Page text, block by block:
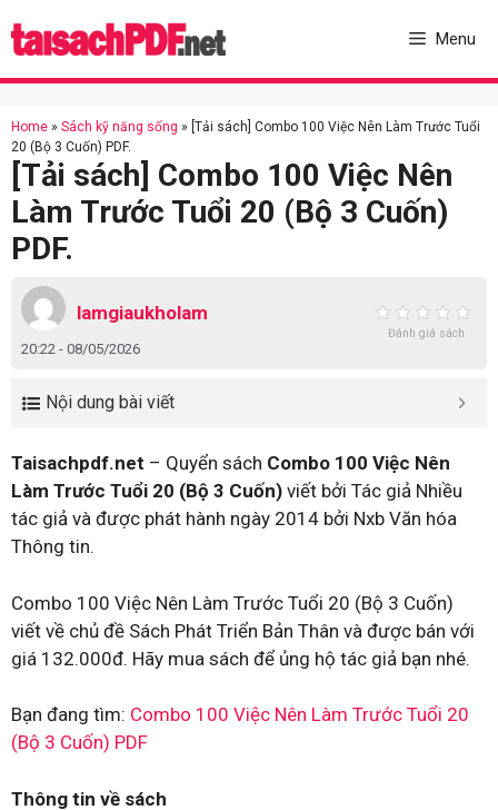
to
Menu
Home » Sách kỹ năng sống » [Tải sách] Combo 100 Việc Nên Làm Trước Tuổi
20 (Bộ 3 Cuốn) PDF.
[Tải sách] Combo 100 Việc Nên
Làm Trước Tuổi 20 (Bộ 3 Cuốn)
PDF.
lamgiaukholam
20:22 - 08/05/2026
Đánh giá sách
Nội dung bài viết
Taisachpdf.net – Quyển sách Combo 100 Việc Nên
Làm Trước Tuổi 20 (Bộ 3 Cuốn) viết bởi Tác giả Nhiều
tác giả và được phát hành ngày 2014 bởi Nxb Văn hóa
Thông tin.
Combo 100 Việc Nên Làm Trước Tuổi 20 (Bộ 3 Cuốn)
viết về chủ đề Sách Phát Triển Bản Thân và được bán với
giá 132.000đ. Hãy mua sách để ủng hộ tác giả bạn nhé.
Bạn đang tìm: Combo 100 Việc Nên Làm Trước Tuổi 20
(Bộ 3 Cuốn) PDF
Thông tin về sách